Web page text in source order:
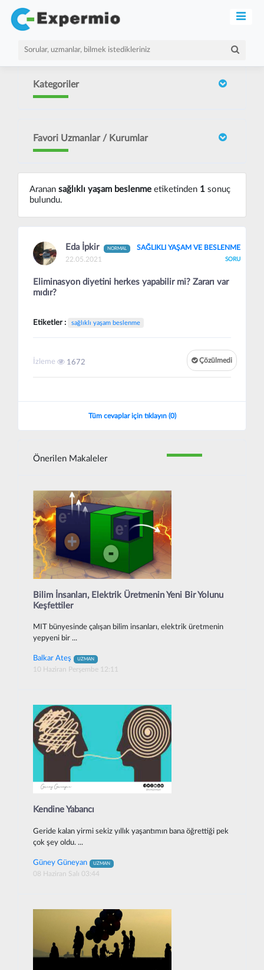
Kategoriler
Favori Uzmanlar / Kurumlar
Aranan sağlıklı yaşam beslenmeetiketinden 1sonuç
bulundu.
Eda İpkir NORMAL
22.05.2021
SAĞLIKLI YAŞAM VE BESLENME
SORU
Eliminasyon diyetini herkes yapabilir mi? Zararı var
mıdır?
Etiketler : sağlıklı yaşam beslenme
Çözülmedi
İzleme 1672
Tüm cevaplar için tıklayın (0)
Önerilen Makaleler
Bilim İnsanları, Elektrik Üretmenin Yeni Bir Yolunu
Keşfettiler
MIT bünyesinde çalışan bilim insanları, elektrik üretmenin
yepyeni bir ...
Balkar Ateş UZMAN
10 Haziran Perşembe 12:11
Kendine Yabancı
Geride kalan yirmi sekiz yıllık yaşantımın bana öğrettiği pek
çok şey oldu. ...
Güney Güneyan UZMAN
08 Haziran Salı 03:44